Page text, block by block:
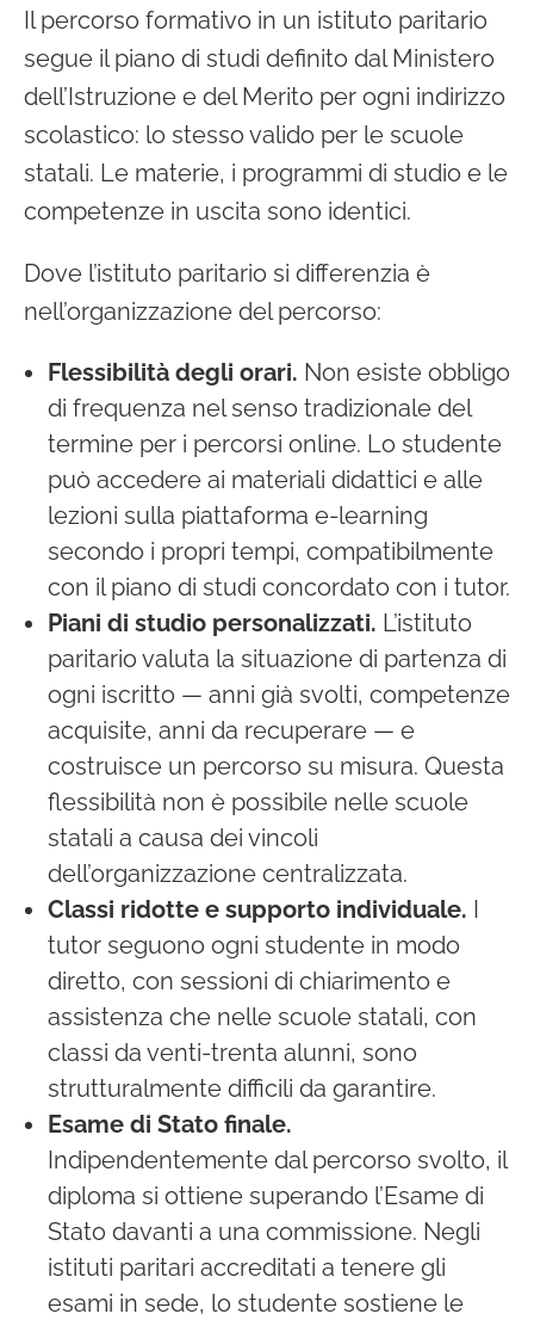
Il percorso formativo in un istituto paritario
segue il piano di studi definito dal Ministero
dell’Istruzione e del Merito per ogni indirizzo
scolastico: lo stesso valido per le scuole
statali. Le materie, i programmi di studio e le
competenze in uscita sono identici.
Dove l’istituto paritario si differenzia è
nell’organizzazione del percorso:
Flessibilità degli orari. Non esiste obbligo
di frequenza nel senso tradizionale del
termine per i percorsi online. Lo studente
può accedere ai materiali didattici e alle
lezioni sulla piattaforma e-learning
secondo i propri tempi, compatibilmente
con il piano di studi concordato con i tutor.
Piani di studio personalizzati. L’istituto
paritario valuta la situazione di partenza di
ogni iscritto — anni già svolti, competenze
acquisite, anni da recuperare — e
costruisce un percorso su misura. Questa
flessibilità non è possibile nelle scuole
statali a causa dei vincoli
dell’organizzazione centralizzata.
Classi ridotte e supporto individuale. I
tutor seguono ogni studente in modo
diretto, con sessioni di chiarimento e
assistenza che nelle scuole statali, con
classi da venti-trenta alunni, sono
strutturalmente difficili da garantire.
Esame di Stato finale.
Indipendentemente dal percorso svolto, il
diploma si ottiene superando l’Esame di
Stato davanti a una commissione. Negli
istituti paritari accreditati a tenere gli
esami in sede, lo studente sostiene le